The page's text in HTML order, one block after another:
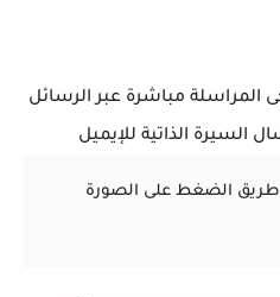
المراسلة مباشرة عبر الرسائل
السيرة الذاتية للإيميل
طريق الضغط على الصورة